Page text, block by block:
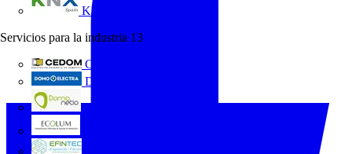
KNX España
Servicios para la industria 13
CEDOM
Domo Electra
Domonetio